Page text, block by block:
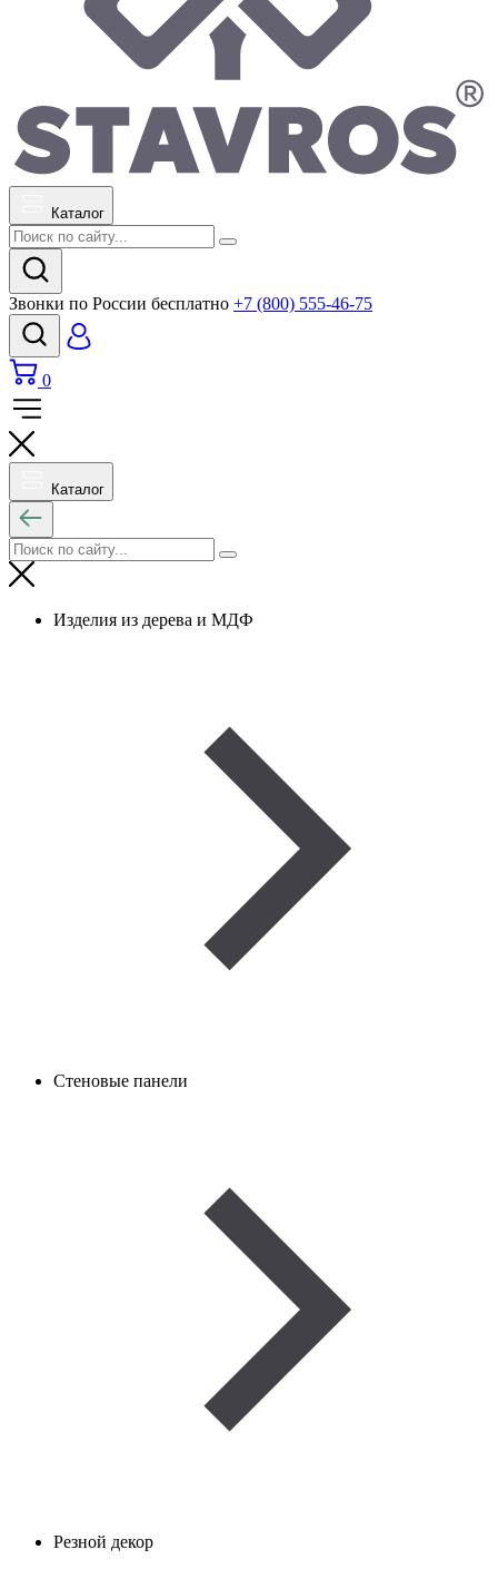
Каталог
Звонки по России бесплатно +7 (800) 555-46-75
0
Каталог
Изделия из дерева и МДФ
Стеновые панели
Резной декор